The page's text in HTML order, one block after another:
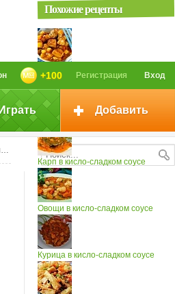
Вход
Регистрация
+100
Добавить
Похожие рецепты
Свинина в кисло-сладком соусе...
Карп в кисло-сладком соусе
Овощи в кисло-сладком соусе
Курица в кисло-сладком соусе